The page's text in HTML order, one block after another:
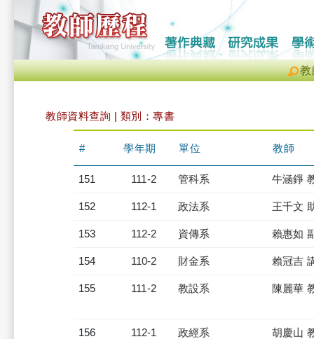
教
教師資料查詢 | 類別：專書
# 學年期 單位 教師
151 111-2 管科系 牛涵錚
152 112-1 政法系 王千文
153 112-2 資傳系 賴惠如
154 110-2 財金系 賴冠吉
155 111-2 教設系 陳麗華
156 112-1 政經系 胡慶山